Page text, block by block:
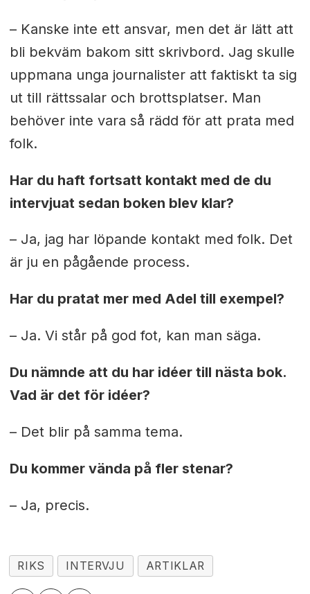
– Kanske inte ett ansvar, men det är lätt att
bli bekväm bakom sitt skrivbord. Jag skulle
uppmana unga journalister att faktiskt ta sig
ut till rättssalar och brottsplatser. Man
behöver inte vara så rädd för att prata med
folk.
Har du haft fortsatt kontakt med de du
intervjuat sedan boken blev klar?
– Ja, jag har löpande kontakt med folk. Det
är ju en pågående process.
Har du pratat mer med Adel till exempel?
– Ja. Vi står på god fot, kan man säga.
Du nämnde att du har idéer till nästa bok.
Vad är det för idéer?
– Det blir på samma tema.
Du kommer vända på fler stenar?
– Ja, precis.
RIKS INTERVJU ARTIKLAR